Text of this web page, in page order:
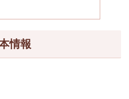
情報